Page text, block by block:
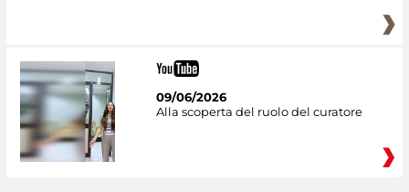
09/06/2026
Alla scoperta del ruolo del curatore